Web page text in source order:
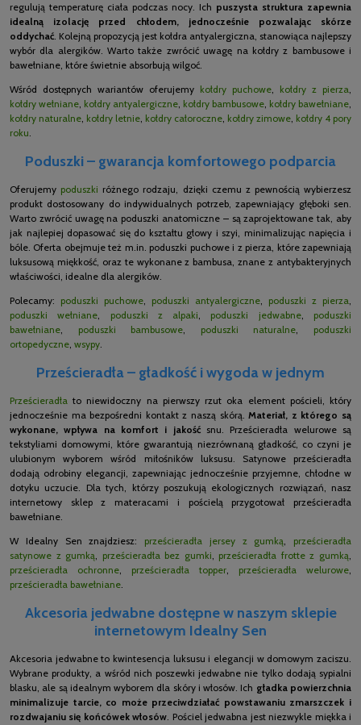
regulują temperaturę ciała podczas nocy. Ich puszysta struktura zapewnia
idealną izolację przed chłodem, jednocześnie pozwalając skórze
oddychać. Kolejną propozycją jest kołdra antyalergiczna, stanowiąca najlepszy
wybór dla alergików. Warto także zwrócić uwagę na kołdry z bambusowe i
bawełniane, które świetnie absorbują wilgoć.
Wśród dostępnych wariantów oferujemy kołdry puchowe, kołdry z pierza,
kołdry wełniane, kołdry antyalergiczne, kołdry bambusowe, kołdry bawełniane,
kołdry naturalne, kołdry letnie, kołdry całoroczne, kołdry zimowe, kołdry 4 pory
roku.
Poduszki – gwarancja komfortowego podparcia
Oferujemy poduszki różnego rodzaju, dzięki czemu z pewnością wybierzesz
produkt dostosowany do indywidualnych potrzeb, zapewniający głęboki sen.
Warto zwrócić uwagę na poduszki anatomiczne – są zaprojektowane tak, aby
jak najlepiej dopasować się do kształtu głowy i szyi, minimalizując napięcia i
bóle. Oferta obejmuje też m.in. poduszki puchowe i z pierza, które zapewniają
luksusową miękkość, oraz te wykonane z bambusa, znane z antybakteryjnych
właściwości, idealne dla alergików.
Polecamy: poduszki puchowe poduszki antyalergiczne poduszki z pierza
poduszki wełniane
poduszki z alpaki poduszki jedwabne, poduszki
bawełniane
poduszki bambusowe poduszki naturalne
poduszki
ortopedyczne wsypy
Prześcieradła – gładkość i wygoda w jednym
Prześcieradła to niewidoczny na pierwszy rzut oka element pościeli, który
jednocześnie ma bezpośredni kontakt z naszą skórą.Materiał, z którego są
wykonane, wpływa na komfort i jakośćsnu. Prześcieradła welurowe są
tekstyliami domowymi, które gwarantują niezrównaną gładkość, co czyni je
ulubionym wyborem wśród miłośników luksusu. Satynowe prześcieradła
dodają odrobiny elegancji, zapewniając jednocześnie przyjemne, chłodne w
dotyku uczucie. Dla tych, którzy poszukują ekologicznych rozwiązań, nasz
internetowy sklep z materacami i pościelą przygotował prześcieradła
bawełniane.
W Idealny Sen znajdziesz: prześcieradła jersey z gumką
prześcieradła
satynowe z gumką
prześcieradła bez gumki prześcieradła frotte z gumką
prześcieradła ochronne
prześcieradła topper prześcieradła welurowe
prześcieradła bawełniane
Akcesoria jedwabne dostępne w naszym sklepie
internetowym Idealny Sen
Akcesoria jedwabne to kwintesencja luksusu i elegancji w domowym zaciszu.
Wybrane produkty, a wśród nich poszewki jedwabne nie tylko dodają sypialni
blasku, ale są idealnym wyborem dla skóry i włosów. Ich gładka powierzchnia
minimalizuje tarcie, co może przeciwdziałać powstawaniu zmarszczek i
rozdwajaniu się końcówek włosów . Pościel jedwabna jest niezwykle miękka i